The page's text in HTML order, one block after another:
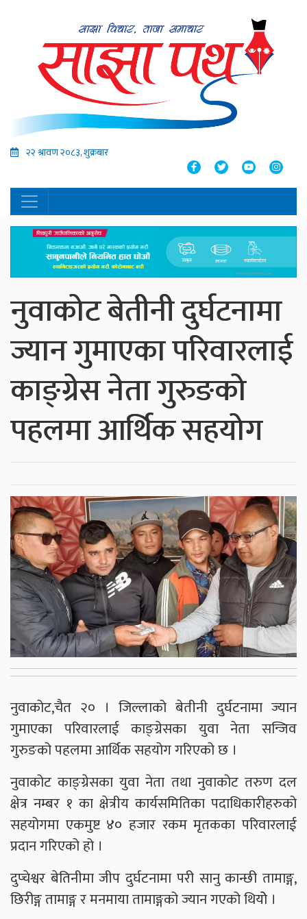
२२ श्रावण २०८३, शुक्रबार
नुवाकोट बेतीनी दुर्घटनामा
ज्यान गुमाएका परिवारलाई
काङ्ग्रेस नेता गुरुङको
पहलमा आर्थिक सहयोग
नुवाकोट,चैत २० । जिल्लाको बेतीनी दुर्घटनामा ज्यान
गुमाएका परिवारलाई काङ्ग्रेसका युवा नेता सन्जिव
गुरुङको पहलमा आर्थिक सहयोग गरिएको छ ।
नुवाकोट काङ्ग्रेसका युवा नेता तथा नुवाकोट तरुण दल
क्षेत्र नम्बर १ का क्षेत्रीय कार्यसमितिका पदाधिकारीहरुको
सहयोगमा एकमुष्ट ४० हजार रकम मृतकका परिवारलाई
प्रदान गरिएको हो ।
दुप्चेश्वर बेतिनीमा जीप दुर्घटनामा परी सानु कान्छी तामाङ्ग,
छिरीङ्ग तामाङ्ग र मनमाया तामाङ्गको ज्यान गएको थियोे ।